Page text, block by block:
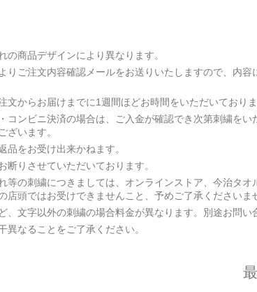
の商品デザインにより異なります。
りご注文内容確認メールをお送りいたしますので、内容
文からお届けまでに1週間ほどお時間をいただいておりま
コンビニ決済の場合は、ご入金が確認でき次第刺繍をい
ざいます。
品をお受け出来かねます。
断りさせていただいております。
等の刺繍につきましては、オンラインストア、今治タオ
店頭ではお受けできませんこと、予めご了承くださいま
、文字以外の刺繍の場合料金が異なります。別途お問い
異なることをご了承ください。